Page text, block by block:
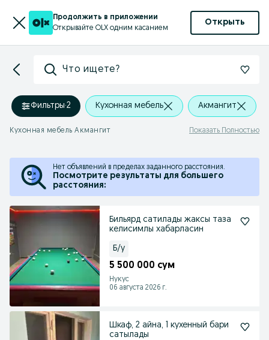
Продолжить в приложении
Открывайте OLX одним касанием
Открыть
Что ищете?
Фильтры·2 Кухонная мебель Акмангит
Кухонная мебель Акмангит Показать Полностью
Нет объявлений в пределах заданного расстояния.
Посмотрите результаты для большего
расстояния:
Бильярд сатилады жаксы таза
келисимлы хабарласин
Б/у
5 500 000 сум
Нукус
06 августа 2026 г.
Шкаф, 2 айна, 1 кухенный бари
сатылады